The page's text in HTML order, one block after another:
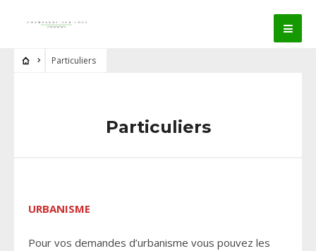
Particuliers
Particuliers
URBANISME
Pour vos demandes d’urbanisme vous pouvez les